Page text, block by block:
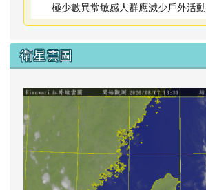
極少數異常敏感人群應減少戶外活動
衛星雲圖